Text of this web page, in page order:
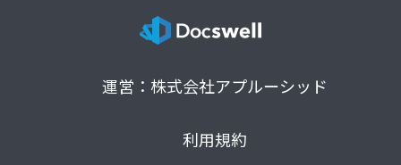
運営：株式会社アプルーシッド
利用規約